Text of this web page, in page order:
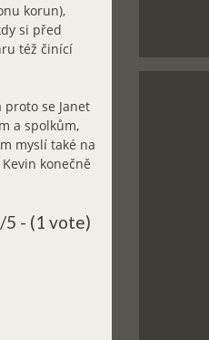
korun),
si před
též činící
se Janet
a spolkům,
myslí také na
konečně
5 - (1 vote)